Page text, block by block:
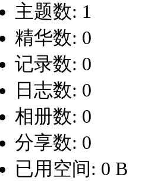
主题数: 1
精华数: 0
记录数: 0
日志数: 0
相册数: 0
分享数: 0
已用空间: 0 B